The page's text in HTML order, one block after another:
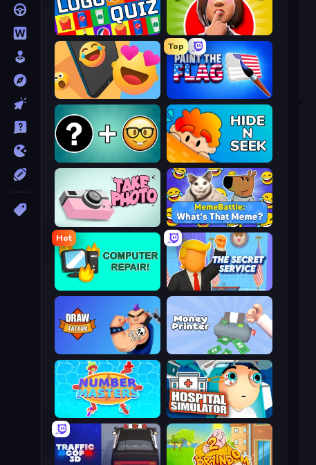
Yes or No Challenge
Logo Quiz: Game World Trivia
Top
Paint the Flag
Reply Run
Hide N Seek
Emoji Guess Master!
MemeBattle: What's That Meme?
Take Photo
The Secret Service
Hot
Computer Repair
Money Printer
Draw Tattoo
Hospital Simulator
Number Masters